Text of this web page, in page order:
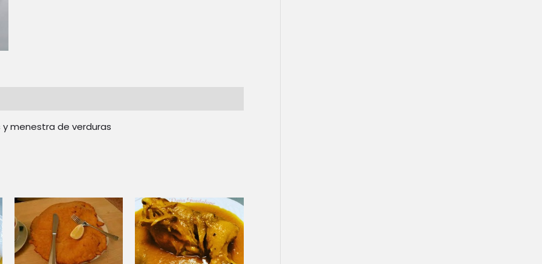
menestra de verduras